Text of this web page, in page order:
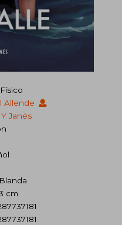
Allende
Janés
cm